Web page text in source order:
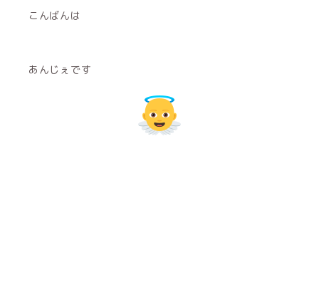
こんばんは
あんじぇです